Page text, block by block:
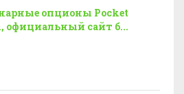
опционы Pocket
официальный сайт б...